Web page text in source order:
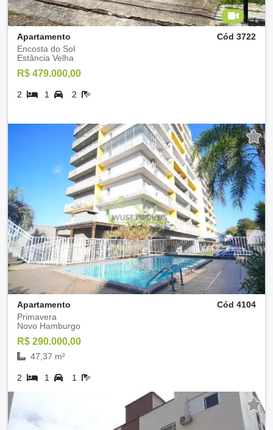
Apartamento
Cód 3722
Encosta do Sol
Estância Velha
R$ 479.000,00
2 1 2
Apartamento
Cód 4104
Primavera
Novo Hamburgo
R$ 290.000,00
47,37 m²
2 1 1